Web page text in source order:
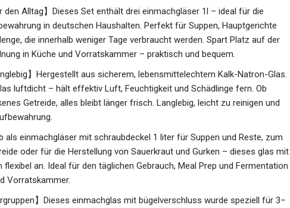
den Alltag】Dieses Set enthält drei einmachgläser 1l – ideal für die
in deutschen Haushalten. Perfekt für Suppen, Hauptgerichte
die innerhalb weniger Tage verbraucht werden. Spart Platz auf der
in Küche und Vorratskammer – praktisch und bequem.
】Hergestellt aus sicherem, lebensmittelechtem Kalk-Natron-Glas.
luftdicht – hält effektiv Luft, Feuchtigkeit und Schädlinge fern. Ob
Getreide, alles bleibt länger frisch. Langlebig, leicht zu reinigen und
als einmachgläser mit schraubdeckel 1 liter für Suppen und Reste, zum
oder für die Herstellung von Sauerkraut und Gurken – dieses glas mit
an. Ideal für den täglichen Gebrauch, Meal Prep und Fermentation
Vorratskammer.
】Dieses einmachglas mit bügelverschluss wurde speziell für 3–